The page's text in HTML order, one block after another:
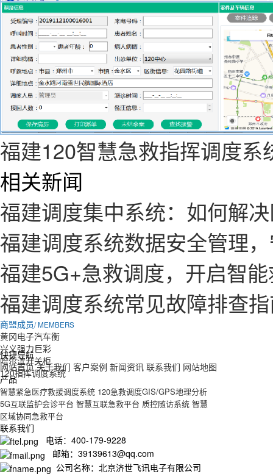
福建120智慧急救指挥调度系
相关新闻
福建调度集中系统：如何解
福建调度系统数据安全管理
福建5G+急救调度，开启智
福建调度系统常见故障排查
商盟成员/ MEMBERS
黄冈电子汽车衡
兴义强力巨彩
哈尔滨开关柜
120指挥调度系统
快捷导航
网站首页 关于我们 客户案例 新闻资讯 联系我们 网站地图
产品
智慧紧急医疗救援调度系统 120急救调度GIS/GPS地理分析
5G互联监护会诊平台 智慧互联急救平台 质控随访系统 智慧
区域协同急救平台
联系我们
电话：400-179-9228
邮箱：39139613@qq.com
公司名称：北京济世飞讯电子有限公司